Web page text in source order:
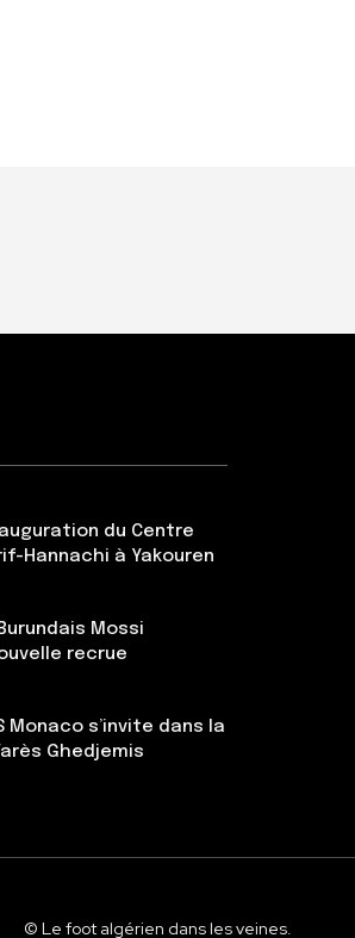
du Centre
Hannachi à Yakouren
Mossi
recrue
Monaco s’invite dans la
Ghedjemis
© Le foot algérien dans les veines.